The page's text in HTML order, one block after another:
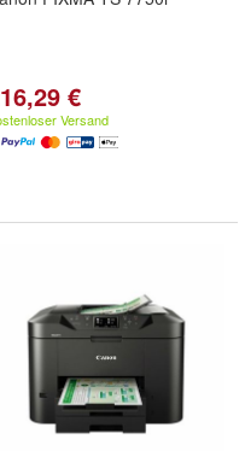
€
Versand